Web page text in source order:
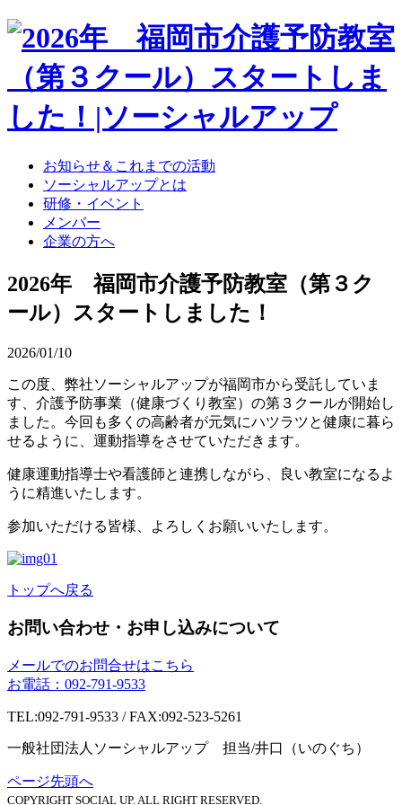
お知らせ＆これまでの活動
ソーシャルアップとは
研修・イベント
メンバー
企業の方へ
2026年 福岡市介護予防教室（第３ク
ール）スタートしました！
2026/01/10
この度、弊社ソーシャルアップが福岡市から受託していま
す、介護予防事業（健康づくり教室）の第３クールが開始し
ました。今回も多くの高齢者が元気にハツラツと健康に暮ら
せるように、運動指導をさせていただきます。
健康運動指導士や看護師と連携しながら、良い教室になるよ
うに精進いたします。
参加いただける皆様、よろしくお願いいたします。
トップへ戻る
お問い合わせ・お申し込みについて
メールでのお問合せはこちら
お電話：092-791-9533
TEL:092-791-9533 / FAX:092-523-5261
一般社団法人ソーシャルアップ 担当/井口（いのぐち）
ページ先頭へ
COPYRIGHT SOCIAL UP. ALL RIGHT RESERVED.